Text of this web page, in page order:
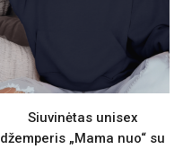
Siuvinėtas unisex
džemperis „Mama nuo“ su